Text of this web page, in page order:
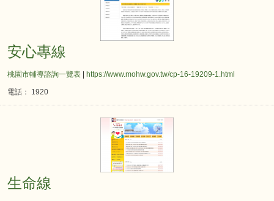
安心專線
桃園市輔導諮詢一覽表 https://www.mohw.gov.tw/cp-16-19209-1.html
電話： 1920
生命線